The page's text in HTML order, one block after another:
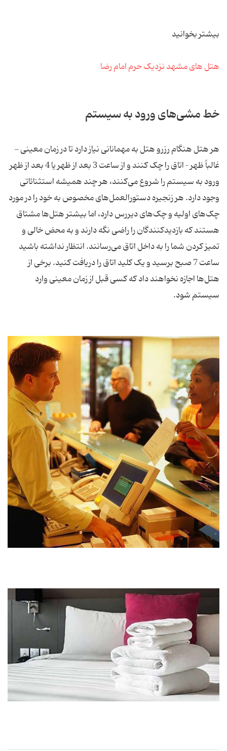
بیشتر بخوانید
هتل های مشهد نزدیک حرم امام رضا
خط مشی‌های ورود به سیستم
هر هتل هنگام رزرو هتل به مهمانانی نیاز دارد تا در زمان معینی -
غالباً ظهر – اتاق را چک کنند و از ساعت 3 بعد از ظهر یا 4 بعد از ظهر
ورود به سیستم را شروع می‌کنند، هر چند همیشه استثنائاتی
وجود دارد. هر زنجیره دستورالعمل‌های مخصوص به خود را در مورد
چک‌های اولیه و چک‌های دیررس دارد، اما بیشتر هتل‌ها مشتاق
هستند که بازدیدکنندگان را راضی نگه دارند و به محض خالی و
تمیز کردن شما را به داخل اتاق می‌رسانند. انتظار نداشته باشید
ساعت 7 صبح برسید و یک کلید اتاق را دریافت کنید. برخی از
هتل‌ها اجازه نخواهند داد که کسی قبل از زمان معینی وارد
سیستم شود.